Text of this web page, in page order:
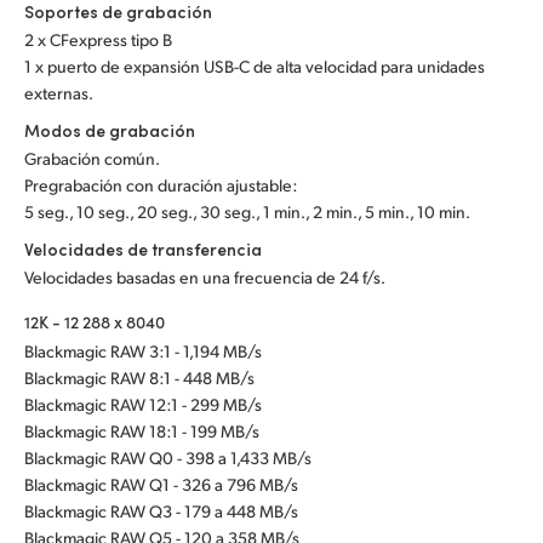
Soportes de grabación
2 x CFexpress tipo B
1 x puerto de expansión USB-C de alta velocidad para unidades
externas.
Modos de grabación
Grabación común.
Pregrabación con duración ajustable:
5 seg., 10 seg., 20 seg., 30 seg., 1 min., 2 min., 5 min., 10 min.
Velocidades de transferencia
Velocidades basadas en una frecuencia de 24 f/s.
12K - 12 288 x 8040
Blackmagic RAW 3:1 - 1,194 MB/s
Blackmagic RAW 8:1 - 448 MB/s
Blackmagic RAW 12:1 - 299 MB/s
Blackmagic RAW 18:1 - 199 MB/s
Blackmagic RAW Q0 - 398 a 1,433 MB/s
Blackmagic RAW Q1 - 326 a 796 MB/s
Blackmagic RAW Q3 - 179 a 448 MB/s
Blackmagic RAW Q5 - 120 a 358 MB/s